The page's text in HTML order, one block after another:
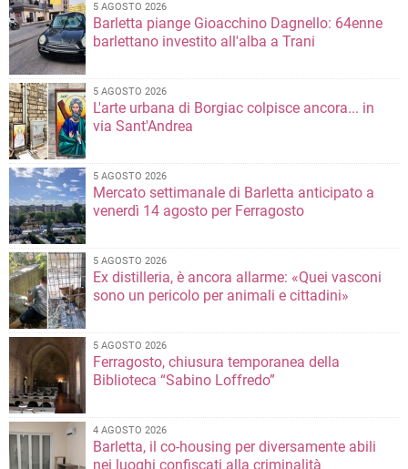
5 AGOSTO 2026
Barletta piange Gioacchino Dagnello: 64enne
barlettano investito all'alba a Trani
5 AGOSTO 2026
L'arte urbana di Borgiac colpisce ancora... in
via Sant'Andrea
5 AGOSTO 2026
Mercato settimanale di Barletta anticipato a
venerdì 14 agosto per Ferragosto
5 AGOSTO 2026
Ex distilleria, è ancora allarme: «Quei vasconi
sono un pericolo per animali e cittadini»
5 AGOSTO 2026
Ferragosto, chiusura temporanea della
Biblioteca “Sabino Loffredo”
4 AGOSTO 2026
Barletta, il co-housing per diversamente abili
nei luoghi confiscati alla criminalità